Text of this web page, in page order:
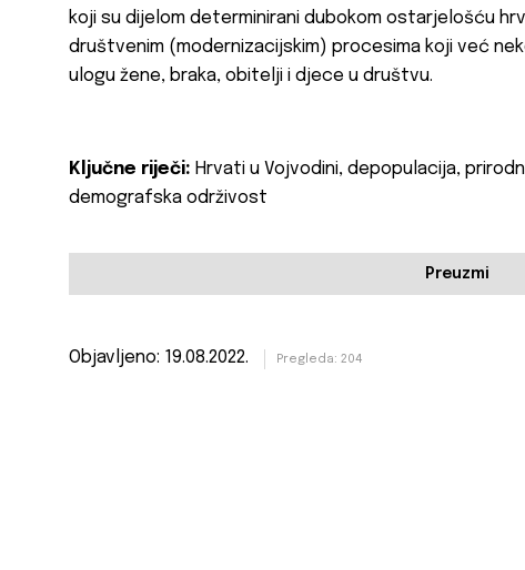
koji su dijelom determinirani dubokom ostarjelošću
društvenim (modernizacijskim) procesima koji već
ulogu žene, braka, obitelji i djece u društvu.
Ključne riječi: Hrvati u Vojvodini, depopulacija,
demografska održivost
Preuzmi
Objavljeno: 19.08.2022. Pregleda: 204